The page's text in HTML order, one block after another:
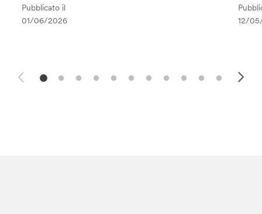
Pubblicato il
01/06/2026
12/